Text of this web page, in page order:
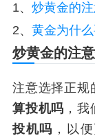
1、 炒黄金的
2、 黄金为什
炒黄金的注
注意选择正规
算投机吗 ，
投机吗 ，以